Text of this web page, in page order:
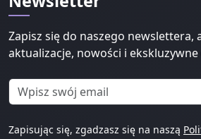
Zapisz się do naszego newslettera,
aktualizacje, nowości i
Zapisując się, zgadzasz się na naszą